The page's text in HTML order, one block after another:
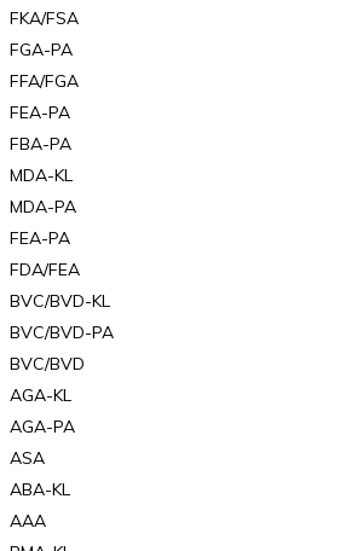
FKA/FSA
FGA-PA
FFA/FGA
FEA-PA
FBA-PA
MDA-KL
MDA-PA
FEA-PA
FDA/FEA
BVC/BVD-KL
BVC/BVD-PA
BVC/BVD
AGA-KL
AGA-PA
ASA
ABA-KL
AAA